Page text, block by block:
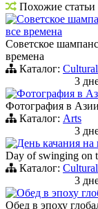
Похожие статьи
Советское
все времена
Советское
времена
Каталог:
3
Фотография в
Фотография в
Каталог: Arts
3
День качания на
Day of swinging on
Каталог:
3
Обед в эпоху
Обед в эпоху